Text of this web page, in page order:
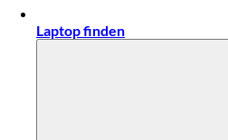
Laptop finden